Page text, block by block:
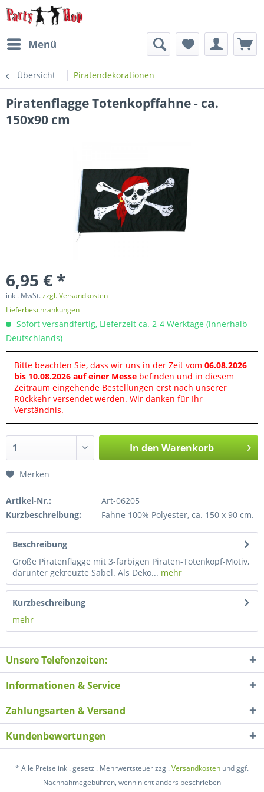
Menü
Übersicht Piratendekorationen
Piratenflagge Totenkopffahne - ca.
150x90 cm
6,95 € *
inkl. MwSt.zzgl. Versandkosten
Lieferbeschränkungen
Sofort versandfertig, Lieferzeit ca. 2-4 Werktage (innerhalb
Deutschlands)
Bitte beachten Sie, dass wir uns in der Zeit vom 06.08.2026
bis 10.08.2026 auf einer Messe befinden und in diesem
Zeitraum eingehende Bestellungen erst nach unserer
Rückkehr versendet werden. Wir danken für Ihr
Verständnis.
In den Warenkorb
Merken
Artikel-Nr.:
Art-06205
Kurzbeschreibung:
Fahne 100% Polyester, ca. 150 x 90 cm.
Beschreibung
Große Piratenflagge mit 3-farbigen Piraten-Totenkopf-Motiv,
darunter gekreuzte Säbel. Als Deko... mehr
Kurzbeschreibung
mehr
Unsere Telefonzeiten:
Informationen & Service
Zahlungsarten & Versand
Kundenbewertungen
* Alle Preise inkl. gesetzl. Mehrwertsteuer zzgl.Versandkosten und ggf.
Nachnahmegebühren, wenn nicht anders beschrieben